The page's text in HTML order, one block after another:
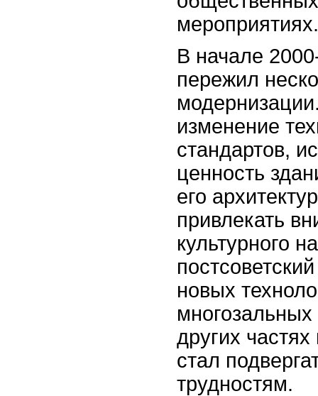
мероприятиях.
В начале
пережил
изменение
стандартов,
ценность
его
привлекать
культурного
новых
многозальных
других
стал
трудностям.